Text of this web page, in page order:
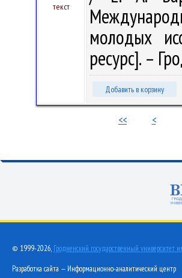
текст
молодых
ресурс]. –
Добавить в корзину
<< <
© 1999-2026, Гродненский государственный университет
Разработка сайта — Информационно-аналитический центр